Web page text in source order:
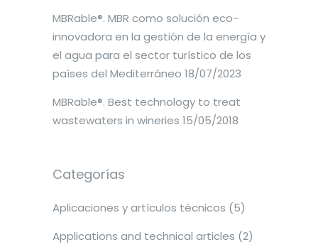
MBRable®. MBR como solución eco-
innovadora en la gestión de la energía y
el agua para el sector turístico de los
países del Mediterráneo 18/07/2023
MBRable®. Best technology to treat
wastewaters in wineries 15/05/2018
Categorías
Aplicaciones y artículos técnicos (5)
Applications and technical articles (2)